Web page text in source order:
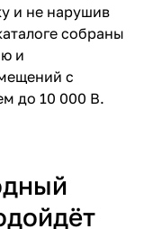
и не нарушив
собраны
и
с
до 10 000 В.